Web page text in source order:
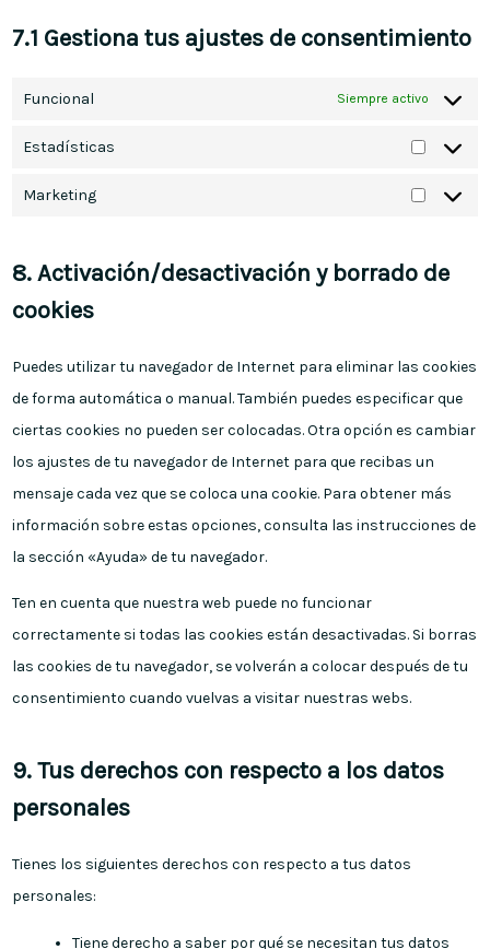
7.1 Gestiona tus ajustes de consentimiento
Funcional Siempre activo
Estadísticas
Marketing
8. Activación/desactivación y borrado de
cookies
Puedes utilizar tu navegador de Internet para eliminar las cookies
de forma automática o manual. También puedes especificar que
ciertas cookies no pueden ser colocadas. Otra opción es cambiar
los ajustes de tu navegador de Internet para que recibas un
mensaje cada vez que se coloca una cookie. Para obtener más
información sobre estas opciones, consulta las instrucciones de
la sección «Ayuda» de tu navegador.
Ten en cuenta que nuestra web puede no funcionar
correctamente si todas las cookies están desactivadas. Si borras
las cookies de tu navegador, se volverán a colocar después de tu
consentimiento cuando vuelvas a visitar nuestras webs.
9. Tus derechos con respecto a los datos
personales
Tienes los siguientes derechos con respecto a tus datos
personales:
Tiene derecho a saber por qué se necesitan tus datos